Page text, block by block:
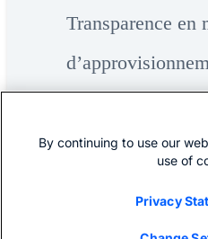
Transparence en
By continuing to use our
use of
Privacy